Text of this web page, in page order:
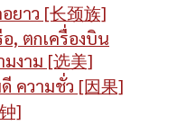
ยาว [长颈族]
, ตกเครื่องบิน
งาม [选美]
ความชั่ว [因果]
]